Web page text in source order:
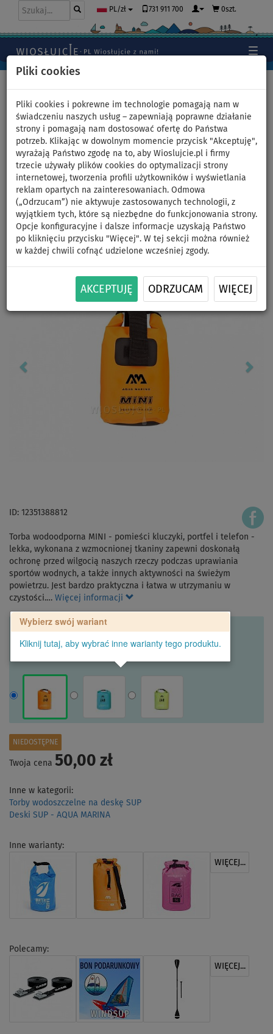
Pliki cookies
Pliki cookies i pokrewne im technologie pomagają nam w
świadczeniu naszych usług – zapewniają poprawne działanie
strony i pomagają nam dostosować ofertę do Państwa
potrzeb. Klikając w dowolnym momencie przycisk "Akceptuję",
wyrażają Państwo zgodę na to, aby Wioslujcie.pl i firmy
trzecie używały plików cookies do optymalizacji strony
internetowej, tworzenia profili użytkowników i wyświetlania
reklam opartych na zainteresowaniach. Odmowa
(„Odrzucam”) nie aktywuje zastosowanych technologii, z
wyjątkiem tych, które są niezbędne do funkcjonowania strony.
Opcje konfiguracyjne i dalsze informacje uzyskają Państwo
po kliknięciu przycisku "Więcej". W tej sekcji można również
w każdej chwili cofnąć udzielone wcześniej zgody.
AKCEPTUJĘ ODRZUCAM WIĘCEJ
PL/zł 731 911 700 0szt.
Wodoszczelny worek AQUA
MARINA Mini 2L - kolor:
pomarańczowy
Previous Next
ID: 12351388812
Torba wodoodporna MINI - pomieści kluczyki, portfel i telefon -
lekka, wykonana z wzmocnionej tkaniny zapewni doskonałą
ochronę przed wilgocią naszych rzeczy podczas uprawiania
sportów wodnych, a także innych aktywności na świeżym
powietrzu. Jest bardzo praktyczna i łatwa w utrzymaniu w
czystości.… Więcej informacji
Wybierz swój wariant
Kliknij tutaj, aby wybrać inne warianty tego produktu.
NIEDOSTĘPNE
Twoja cena 50,00 zł
Inne w kategorii:
Torby wodoszczelne na deskę SUP
Deski SUP - AQUA MARINA
Inne warianty:
WIĘCEJ...
Polecamy:
WIĘCEJ...